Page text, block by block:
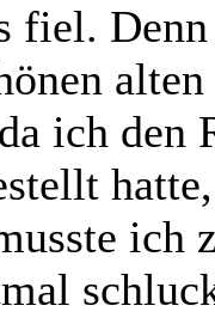
fiel.
ich den
ich